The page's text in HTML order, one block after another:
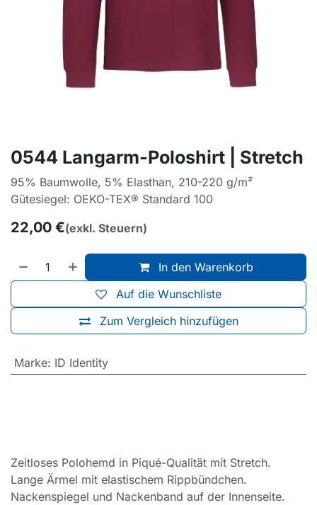
0544 Langarm-Poloshirt | Stretch
95% Baumwolle, 5% Elasthan, 210-220 g/m²
Gütesiegel: OEKO-TEX® Standard 100
22,00 €(exkl. Steuern)
In den Warenkorb
Zum Vergleich hinzufügen
Auf die Wunschliste
Marke: ID Identity
Zeitloses Polohemd in Piqué-Qualität mit Stretch.
Lange Ärmel mit elastischem Rippbündchen.
Nackenspiegel und Nackenband auf der Innenseite.